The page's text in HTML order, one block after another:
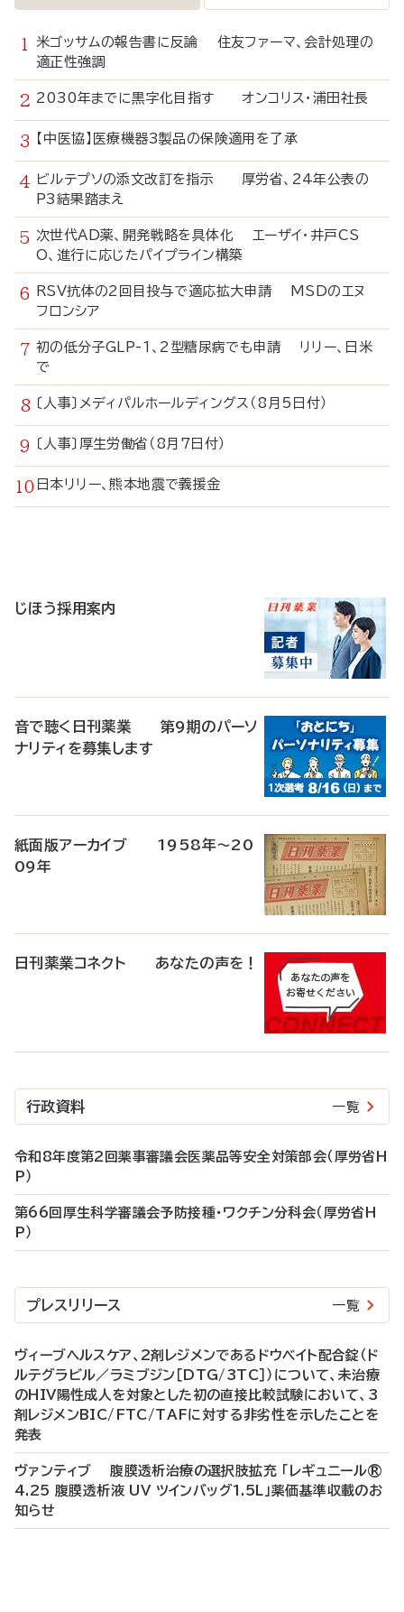
米ゴッサムの報告書に反論 住友ファーマ、会計処理の
適正性強調
2030年までに黒字化目指す オンコリス・浦田社長
【中医協】医療機器3製品の保険適用を了承
ビルテプソの添文改訂を指示 厚労省、24年公表の
P3結果踏まえ
次世代AD薬、開発戦略を具体化 エーザイ・井戸CS
O、進行に応じたパイプライン構築
RSV抗体の2回目投与で適応拡大申請 MSDのエヌ
フロンシア
初の低分子GLP-1、2型糖尿病でも申請 リリー、日米
で
〔人事〕メディパルホールディングス（8月5日付）
〔人事〕厚生労働省（8月7日付）
日本リリー、熊本地震で義援金
じほう採用案内
音で聴く日刊薬業 第9期のパーソ
ナリティを募集します
紙面版アーカイブ 1958年～20
09年
日刊薬業コネクト あなたの声を！
行政資料 一覧
令和8年度第2回薬事審議会医薬品等安全対策部会（厚労省H
P）
第66回厚生科学審議会予防接種・ワクチン分科会（厚労省H
P）
プレスリリース 一覧
ヴィーブヘルスケア、2剤レジメンであるドウベイト配合錠（ド
ルテグラビル／ラミブジン［DTG/3TC］）について、未治療
のHIV陽性成人を対象とした初の直接比較試験において、3
剤レジメンBIC/FTC/TAFに対する非劣性を示したことを
発表
ヴァンティブ 腹膜透析治療の選択肢拡充 「レギュニール®
4.25 腹膜透析液 UV ツインバッグ1.5L」薬価基準収載のお
知らせ